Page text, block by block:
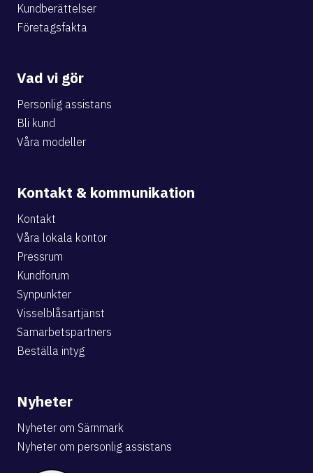
Kundberättelser
Företagsfakta
Vad vi gör
Personlig assistans
Bli kund
Våra modeller
Kontakt & kommunikation
Kontakt
Våra lokala kontor
Pressrum
Kundforum
Synpunkter
Visselblåsartjänst
Samarbetspartners
Beställa intyg
Nyheter
Nyheter om Särnmark
Nyheter om personlig assistans